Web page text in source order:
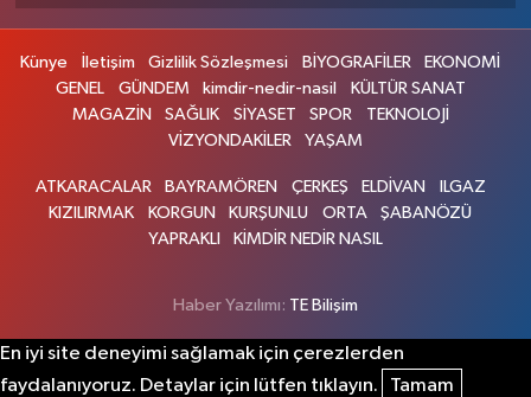
Künye İletişim Gizlilik Sözleşmesi BİYOGRAFİLER
EKONOMİ
GENEL
GÜNDEM kimdir-nedir-nasil
KÜLTÜR SANAT
MAGAZİN
SAĞLIK SİYASET SPOR
TEKNOLOJİ
VİZYONDAKİLER
YAŞAM
ATKARACALAR BAYRAMÖREN ÇERKEŞ ELDİVAN
ILGAZ
KIZILIRMAK
KORGUN KURŞUNLU ORTA
ŞABANÖZÜ
YAPRAKLI
KİMDİR NEDİR NASIL
Haber Yazılımı: TE Bilişim
En iyi site deneyimi sağlamak için çerezlerden
faydalanıyoruz. Detaylar için lütfen tıklayın.
Tamam